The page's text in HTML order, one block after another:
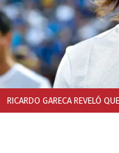
RICARDO GARECA REVELÓ